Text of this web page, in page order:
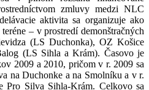
zmluvy medzi NLC
aktivita sa organizuje ako
– v prostredí demonštračných
(LS Duchonka), OZ Košice
(LS Sihla a Krám). Časovo je
2009 a 2010, pričom v r. 2009 sa
na Duchonke a na Smolníku a v r.
Pro Silva Sihla-Krám. Celkovo sa